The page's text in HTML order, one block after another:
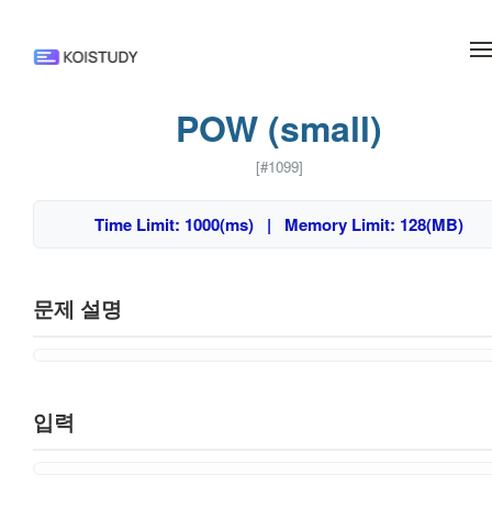
POW (small)
[#1099]
Time Limit: 1000(ms) | Memory Limit: 128(MB)
문제 설명
입력